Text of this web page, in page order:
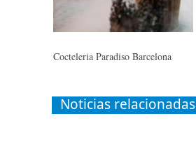
Cocteleria Paradiso Barcelona
Noticias relacionadas